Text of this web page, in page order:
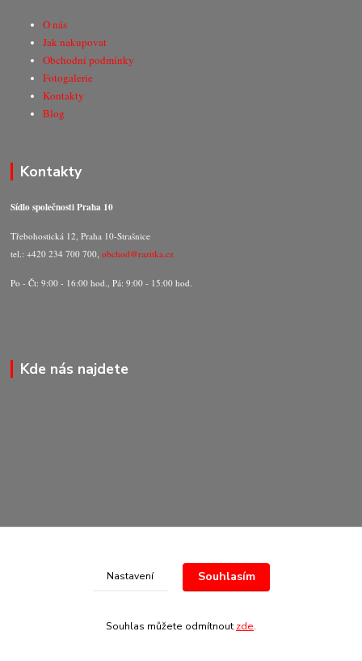
O nás
Jak nakupovat
Obchodní podmínky
Fotogalerie
Kontakty
Blog
Kontakty
Sídlo společnosti Praha 10
Třebohostická 12, Praha 10-Strašnice
tel.: +420 234 700 700,obchod@razitka.cz
Po - Čt: 9:00 - 16:00 hod., Pá: 9:00 - 15:00 hod.
Kde nás najdete
© Copyright 2020-2026 Marking Center CZ a.s.
Nastavení Souhlasím
Souhlas můžete odmítnout zde.